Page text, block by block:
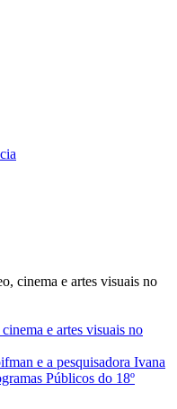
e artes visuais no
e a pesquisadora Ivana
Públicos do 18º